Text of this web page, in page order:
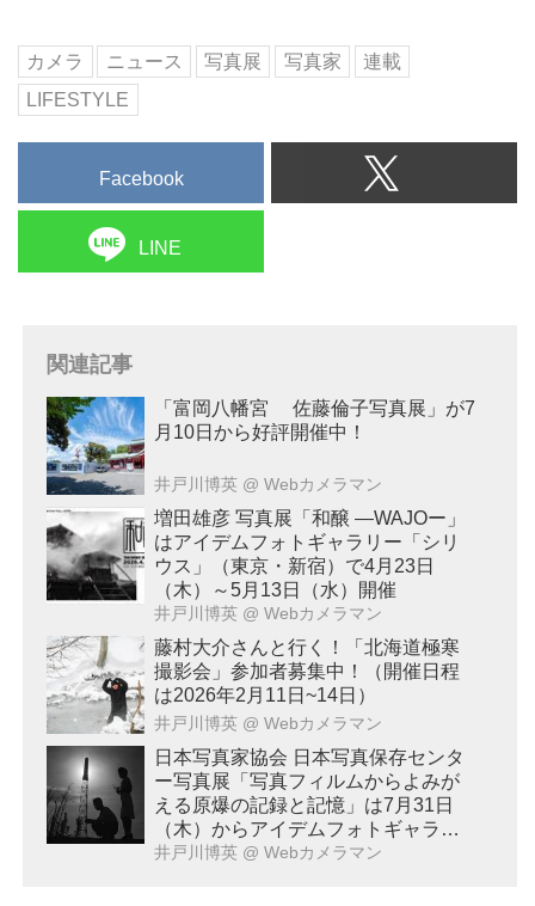
カメラ ニュース 写真展 写真家
連載
LIFESTYLE
Facebook
LINE
関連記事
「富岡八幡宮 佐藤倫子写真展」が7
月10日から好評開催中！
井戸川博英 @ Webカメラマン
増田雄彦 写真展「和醸 ―WAJOー」
はアイデムフォトギャラリー「シリ
ウス」（東京・新宿）で4月23日
（木）～5月13日（水）開催
井戸川博英 @ Webカメラマン
藤村大介さんと行く！「北海道極寒
撮影会」参加者募集中！（開催日程
は2026年2月11日~14日）
井戸川博英 @ Webカメラマン
日本写真家協会 日本写真保存センタ
ー写真展「写真フィルムからよみが
える原爆の記録と記憶」は7月31日
（木）からアイデムフォトギャラリ
ー「シリウス」（東京・新宿）で開
井戸川博英 @ Webカメラマン